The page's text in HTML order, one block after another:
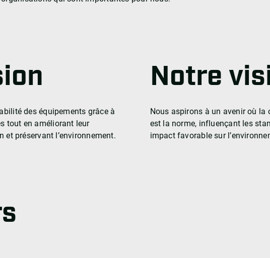
des équipements grâce à
tout en améliorant leur
préservant l’environnement.
Notre
Nous aspirons à un avenir où
est la norme, influençant les
impact favorable sur